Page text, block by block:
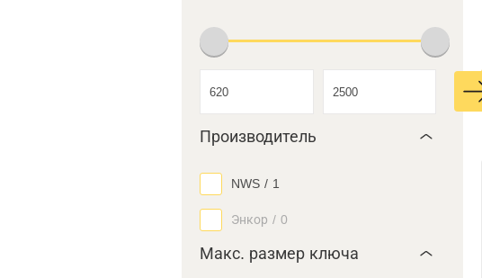
Производитель
NWS / 1
Энкор / 0
Макс. размер ключа